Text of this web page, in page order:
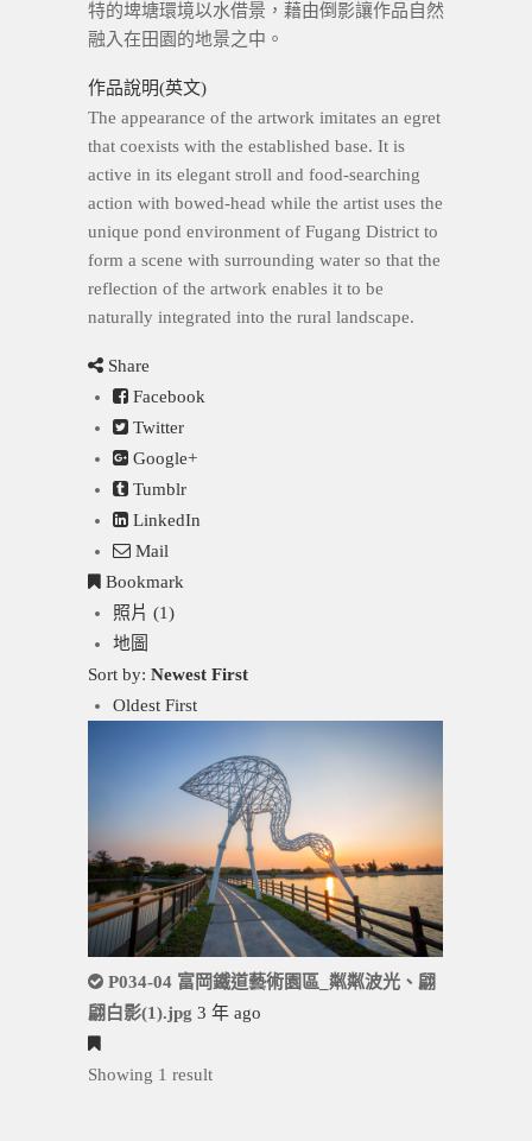
特的埤塘環境以水借景，藉由倒影讓作品自然
融入在田園的地景之中。
作品說明(英文)
The appearance of the artwork imitates an egret
that coexists with the established base. It is
active in its elegant stroll and food-searching
action with bowed-head while the artist uses the
unique pond environment of Fugang District to
form a scene with surrounding water so that the
reflection of the artwork enables it to be
naturally integrated into the rural landscape.
Share
Facebook
Twitter
Google+
Tumblr
LinkedIn
Mail
Bookmark
照片 (1)
地圖
Sort by: Newest First
Oldest First
P034-04 富岡鐵道藝術園區_粼粼波光、翩
翩白影(1).jpg 3 年 ago
Showing 1 result